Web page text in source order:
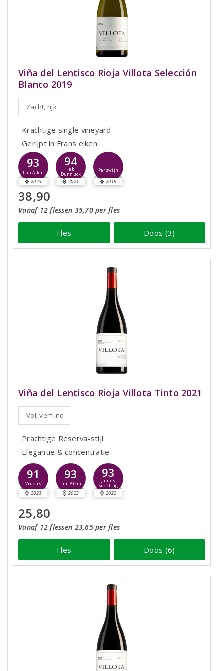
Viña del Lentisco Rioja Villota Selección
Blanco 2019
Zacht, rijk
Krachtige single vineyard
Gerijpt in Frans eiken
93
Tim Atkin
2023
94
Jeb
Dunnuck
2021
Perswijn
2019
38,90
Vanaf 12 flessen 35,70 per fles
Fles Doos (3)
Viña del Lentisco Rioja Villota Tinto 2021
Vol, verfijnd
Prachtige Reserva-stijl
Elegantie & concentratie
91
Vinous
2023
93
Tim Atkin
2023
93
James
Suckling
2022
25,80
Vanaf 12 flessen 23,65 per fles
Fles Doos (6)